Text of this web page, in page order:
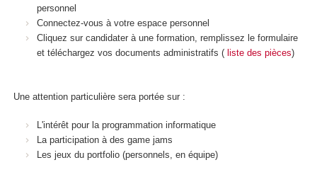
personnel
Connectez-vous à votre espace personnel
Cliquez sur candidater à une formation, remplissez le formulaire
et téléchargez vos documents administratifs ( liste des pièces)
Une attention particulière sera portée sur :
L'intérêt pour la programmation informatique
La participation à des game jams
Les jeux du portfolio (personnels, en équipe)